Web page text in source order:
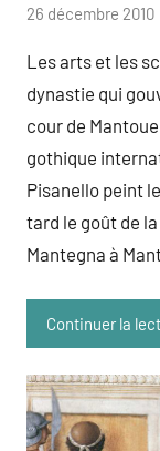
par
26 décembre 2010
Les arts et les
dynastie qui
cour de
gothique
Pisanello peint
tard le goût de
Mantegna à
Continuer la